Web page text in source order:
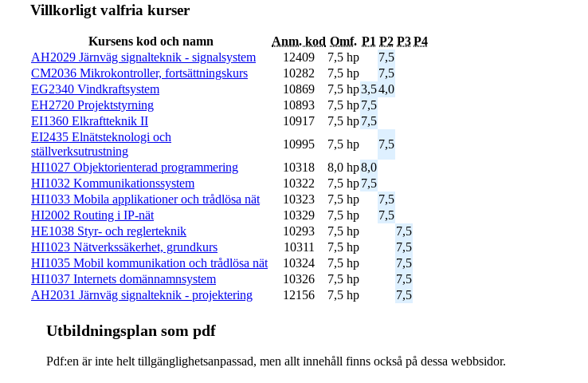
Villkorligt valfria kurser
Kursens kod och namn Anm. kod Omf. P1 P2 P3P4
AH2029 Järnväg signalteknik - signalsystem
12409 7,5 hp
7,5
CM2036 Mikrokontroller, fortsättningskurs
10282 7,5 hp
7,5
EG2340 Vindkraftsystem
10869 7,5 hp3,54,0
EH2720 Projektstyrning
10893 7,5 hp7,5
EI1360 Elkraftteknik II
10917 7,5 hp7,5
EI2435 Elnätsteknologi och
ställverksutrustning
10995 7,5 hp
7,5
HI1027 Objektorienterad programmering
10318 8,0 hp8,0
HI1032 Kommunikationssystem
10322 7,5 hp7,5
HI1033 Mobila applikationer och trådlösa nät
10323 7,5 hp
7,5
HI2002 Routing i IP-nät
10329 7,5 hp
7,5
HE1038 Styr- och reglerteknik
10293 7,5 hp
7,5
HI1023 Nätverkssäkerhet, grundkurs
10311 7,5 hp
7,5
HI1035 Mobil kommunikation och trådlösa nät
10324 7,5 hp
7,5
HI1037 Internets domännamnsystem
10326 7,5 hp
7,5
AH2031 Järnväg signalteknik - projektering
12156 7,5 hp 7,5
Ut­bild­nings­plan som pdf
Pdf:en är inte helt till­gäng­lig­hets­an­pas­sad, men allt inne­håll finns också på dessa webb­sidor.